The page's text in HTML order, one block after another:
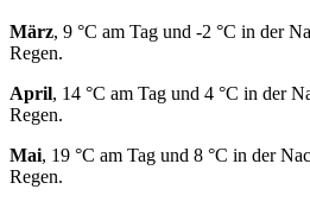
März, 9 °C am Tag und -2 °C in der
Regen.
April, 14 °C am Tag und 4 °C in der
Regen.
Mai, 19 °C am Tag und 8 °C in der
Regen.